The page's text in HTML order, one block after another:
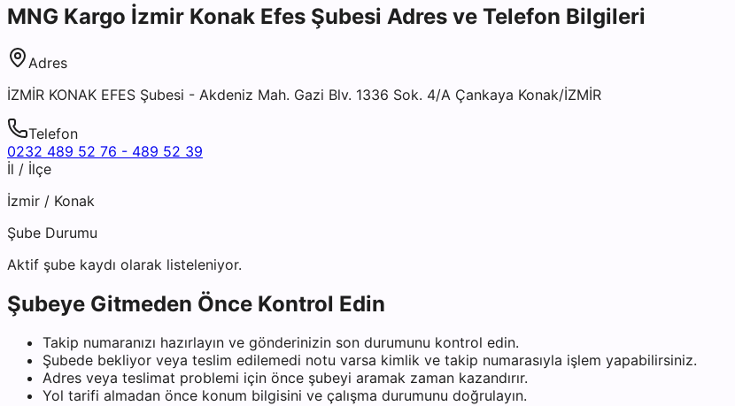
MNG Kargo İzmir Konak Efes Şubesi Adres ve Telefon Bilgileri
Adres
İZMİR KONAK EFES Şubesi - Akdeniz Mah. Gazi Blv. 1336 Sok. 4/A Çankaya Konak/İZMİR
Telefon
0232 489 52 76 - 489 52 39
İl / İlçe
İzmir / Konak
Şube Durumu
Aktif şube kaydı olarak listeleniyor.
Şubeye Gitmeden Önce Kontrol Edin
Takip numaranızı hazırlayın ve gönderinizin son durumunu kontrol edin.
Şubede bekliyor veya teslim edilemedi notu varsa kimlik ve takip numarasıyla işlem yapabilirsiniz.
Adres veya teslimat problemi için önce şubeyi aramak zaman kazandırır.
Yol tarifi almadan önce konum bilgisini ve çalışma durumunu doğrulayın.